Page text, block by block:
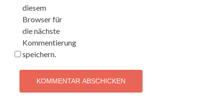
diesem
Browser für
die nächste
Kommentierung
speichern.